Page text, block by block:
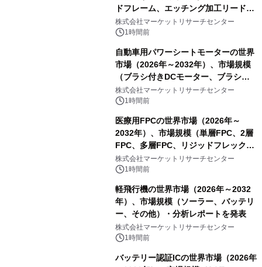
ドフレーム、エッチング加工リードフ
レーム）・分析レポートを発表
株式会社マーケットリサーチセンター
1時間前
自動車用パワーシートモーターの世界
市場（2026年～2032年）、市場規模
（ブラシ付きDCモーター、ブラシレ
スDCモーター）・分析レポートを発
表
株式会社マーケットリサーチセンター
1時間前
医療用FPCの世界市場（2026年～
2032年）、市場規模（単層FPC、2層
FPC、多層FPC、リジッドフレックス
PCB）・分析レポートを発表
株式会社マーケットリサーチセンター
1時間前
軽飛行機の世界市場（2026年～2032
年）、市場規模（ソーラー、バッテリ
ー、その他）・分析レポートを発表
株式会社マーケットリサーチセンター
1時間前
バッテリー認証ICの世界市場（2026年